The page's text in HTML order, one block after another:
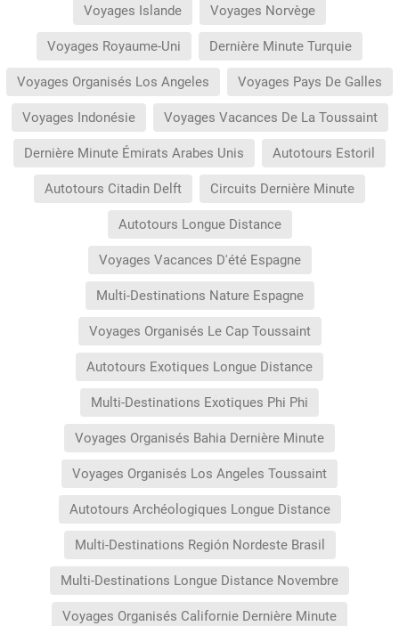
Voyages Islande Voyages Norvège
Voyages Royaume-Uni Dernière Minute Turquie
Voyages Organisés Los Angeles Voyages Pays De Galles
Voyages Indonésie Voyages Vacances De La Toussaint
Dernière Minute Émirats Arabes Unis Autotours Estoril
Autotours Citadin Delft Circuits Dernière Minute
Autotours Longue Distance
Voyages Vacances D'été Espagne
Multi-Destinations Nature Espagne
Voyages Organisés Le Cap Toussaint
Autotours Exotiques Longue Distance
Multi-Destinations Exotiques Phi Phi
Voyages Organisés Bahia Dernière Minute
Voyages Organisés Los Angeles Toussaint
Autotours Archéologiques Longue Distance
Multi-Destinations Región Nordeste Brasil
Multi-Destinations Longue Distance Novembre
Voyages Organisés Californie Dernière Minute